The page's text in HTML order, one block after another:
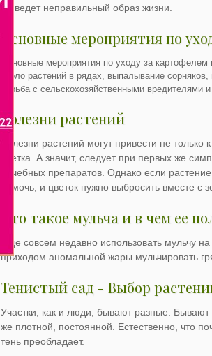
он ведет неправильный образ жизни.
Основные мероприятия по
Основные мероприятия по уходу за
около растений в рядах, выпалывание
борьба с сельскохозяйственными вредителями
Болезни растений
Болезни растений могут привести не
цветка. А значит, следует при первых же
лечебных препаратов. Однако если
помочь, и цветок нужно выбросить вместе
Что такое мульча и в чем ее
Еще совсем недавно использовать мульчу
приходом аномальной жары мульчировать
Тенистый сад - Выбор
Участки, как и люди, бывают разные.
же плотной, постоянной. Естественно, что
тень преобладает.